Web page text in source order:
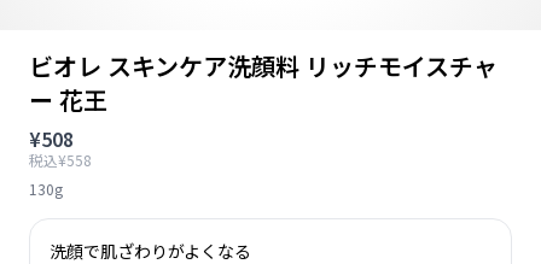
ビオレ スキンケア洗顔料 リッチモイスチャ
ー 花王
¥508
税込¥558
130g
洗顔で肌ざわりがよくなる